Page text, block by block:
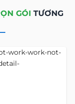
GÓI TƯƠNG